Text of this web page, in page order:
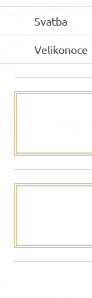
Svatba
Velikonoce